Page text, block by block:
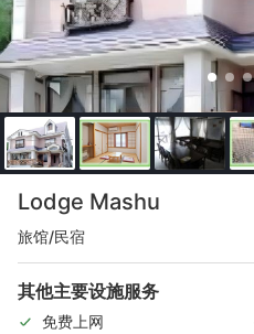
Lodge Mashu
旅馆/民宿
其他主要设施服务
免费上网